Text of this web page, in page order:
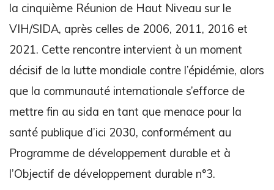
la cinquième Réunion de Haut Niveau sur le
VIH/SIDA, après celles de 2006, 2011, 2016 et
2021. Cette rencontre intervient à un moment
décisif de la lutte mondiale contre l’épidémie, alors
que la communauté internationale s’efforce de
mettre fin au sida en tant que menace pour la
santé publique d’ici 2030, conformément au
Programme de développement durable et à
l’Objectif de développement durable n°3.